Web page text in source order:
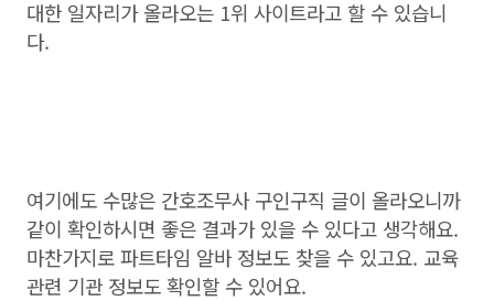
대한 일자리가 올라오는 1위 사이트라고 할 수 있습니
다.
여기에도 수많은 간호조무사 구인구직 글이 올라오니까
같이 확인하시면 좋은 결과가 있을 수 있다고 생각해요.
마찬가지로 파트타임 알바 정보도 찾을 수 있고요. 교육
관련 기관 정보도 확인할 수 있어요.